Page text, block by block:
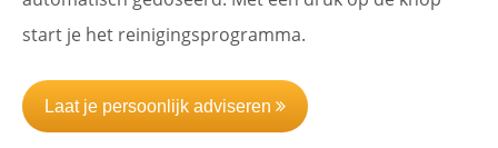
start je het reinigingsprogramma.
Laat je persoonlijk adviseren